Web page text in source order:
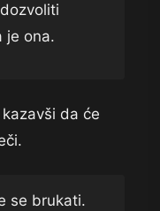
je ona.
da će
se brukati.